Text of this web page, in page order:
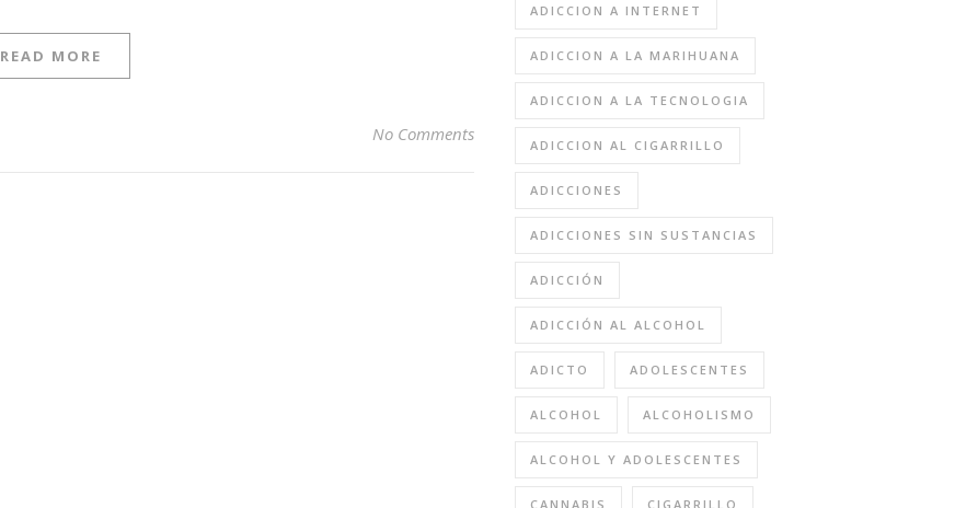
READ MORE
No Comments
ADICCION A INTERNET
ADICCION A LA MARIHUANA
ADICCION A LA TECNOLOGIA
ADICCION AL CIGARRILLO
ADICCIONES
ADICCIONES SIN SUSTANCIAS
ADICCIÓN
ADICCIÓN AL ALCOHOL
ADICTO ADOLESCENTES
ALCOHOL ALCOHOLISMO
ALCOHOL Y ADOLESCENTES
CANNABIS CIGARRILLO